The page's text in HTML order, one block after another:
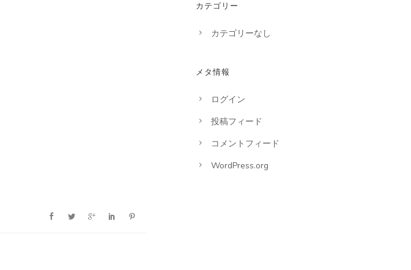
カテゴリー
カテゴリーなし
メタ情報
ログイン
投稿フィード
コメントフィード
WordPress.org